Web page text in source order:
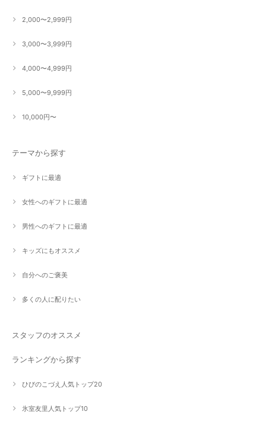
2,000〜2,999円
3,000〜3,999円
4,000〜4,999円
5,000〜9,999円
10,000円〜
テーマから探す
ギフトに最適
女性へのギフトに最適
男性へのギフトに最適
キッズにもオススメ
自分へのご褒美
多くの人に配りたい
スタッフのオススメ
ランキングから探す
ひびのこづえ人気トップ20
氷室友里人気トップ10